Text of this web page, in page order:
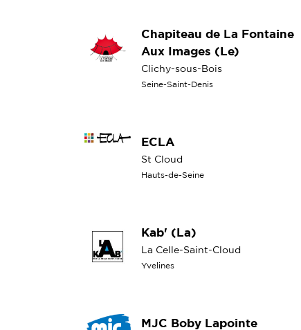
Chapiteau de La Fontaine
Aux Images (Le)
Clichy-sous-Bois
Seine-Saint-Denis
ECLA
St Cloud
Hauts-de-Seine
Kab' (La)
La Celle-Saint-Cloud
Yvelines
MJC Boby Lapointe